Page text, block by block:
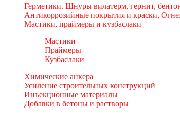
Герметики. Шнуры вилатерм, гернит,
Антикоррозийные покрытия и краски,
Мастики, праймеры и кузбаслаки
Мастики
Праймеры
Кузбаслаки
Химические анкера
Усиление строительных конструкций
Инъекционные материалы
Добавки в бетоны и растворы